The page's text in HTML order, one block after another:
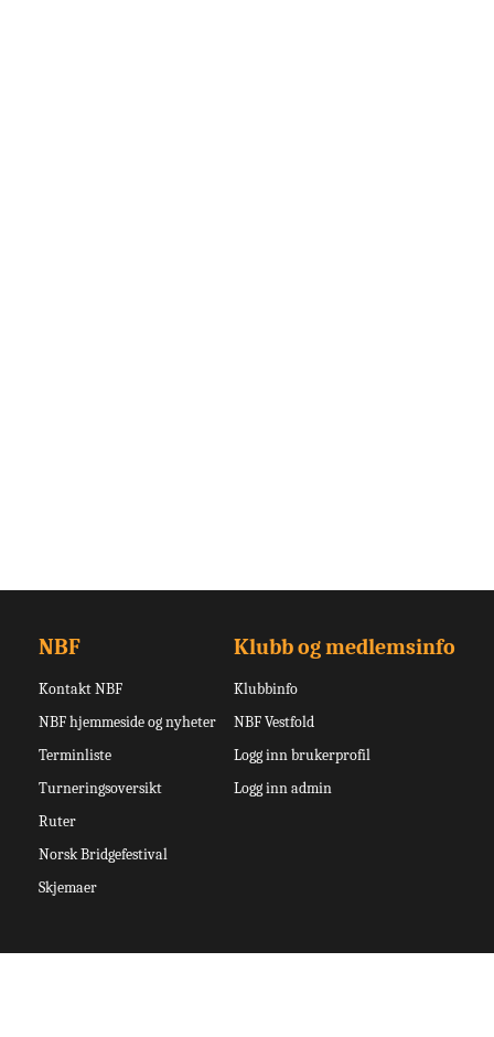
NBF
Kontakt NBF
NBF hjemmeside og nyheter
Terminliste
Turneringsoversikt
Ruter
Norsk Bridgefestival
Skjemaer
Klubb og medlemsinfo
Klubbinfo
NBF Vestfold
Logg inn brukerprofil
Logg inn admin